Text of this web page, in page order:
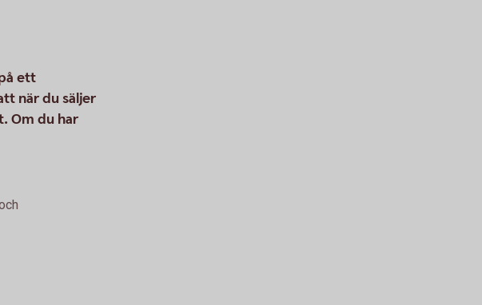
ett
när du säljer
Om du har